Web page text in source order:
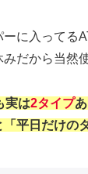
に入ってる
だから当然
実は2タイプ
平日だけの